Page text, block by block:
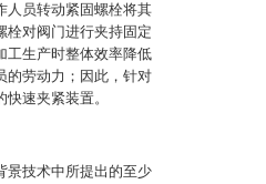
人员转动紧固螺栓将其
栓对阀门进行夹持固定
工生产时整体效率降低
的劳动力；因此，针对
速夹紧装置。
景技术中所提出的至少